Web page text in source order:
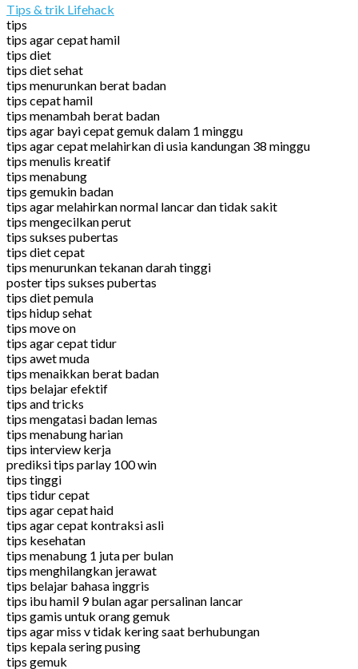
Tips & trik Lifehack
tips
tips agar cepat hamil
tips diet
tips diet sehat
tips menurunkan berat badan
tips cepat hamil
tips menambah berat badan
tips agar bayi cepat gemuk dalam 1 minggu
tips agar cepat melahirkan di usia kandungan 38 minggu
tips menulis kreatif
tips menabung
tips gemukin badan
tips agar melahirkan normal lancar dan tidak sakit
tips mengecilkan perut
tips sukses pubertas
tips diet cepat
tips menurunkan tekanan darah tinggi
poster tips sukses pubertas
tips diet pemula
tips hidup sehat
tips move on
tips agar cepat tidur
tips awet muda
tips menaikkan berat badan
tips belajar efektif
tips and tricks
tips mengatasi badan lemas
tips menabung harian
tips interview kerja
prediksi tips parlay 100 win
tips tinggi
tips tidur cepat
tips agar cepat haid
tips agar cepat kontraksi asli
tips kesehatan
tips menabung 1 juta per bulan
tips menghilangkan jerawat
tips belajar bahasa inggris
tips ibu hamil 9 bulan agar persalinan lancar
tips gamis untuk orang gemuk
tips agar miss v tidak kering saat berhubungan
tips kepala sering pusing
tips gemuk